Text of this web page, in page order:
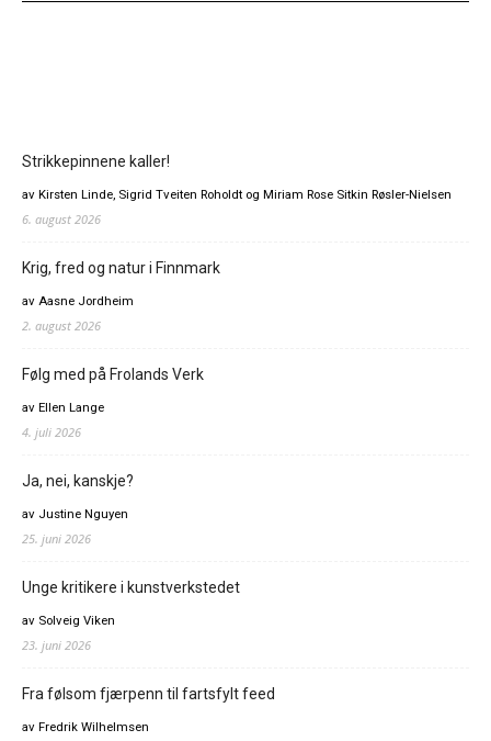
Strikkepinnene kaller!
av Kirsten Linde, Sigrid Tveiten Roholdt og Miriam Rose Sitkin Røsler-Nielsen
6. august 2026
Krig, fred og natur i Finnmark
av Aasne Jordheim
2. august 2026
Følg med på Frolands Verk
av Ellen Lange
4. juli 2026
Ja, nei, kanskje?
av Justine Nguyen
25. juni 2026
Unge kritikere i kunstverkstedet
av Solveig Viken
23. juni 2026
Fra følsom fjærpenn til fartsfylt feed
av Fredrik Wilhelmsen